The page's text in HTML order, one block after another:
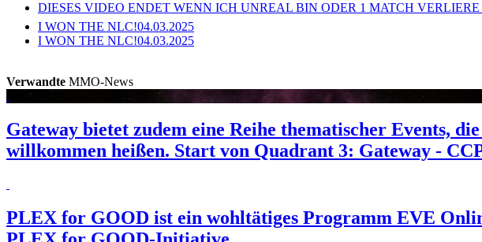
DIESES VIDEO ENDET WENN ICH UNREAL BIN ODER 1 MATCH
I WON THE NLC!04.03.2025
I WON THE NLC!04.03.2025
Verwandte MMO-News
Gateway bietet zudem eine Reihe thematischer Events,
willkommen heißen. Start von Quadrant 3: Gateway -
PLEX for GOOD ist ein wohltätiges Programm EVE